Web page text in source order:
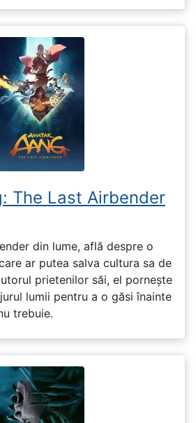
The Last Airbender
din lume, află despre o
ar putea salva cultura sa de
prietenilor săi, el pornește
lumii pentru a o găsi înainte
trebuie.